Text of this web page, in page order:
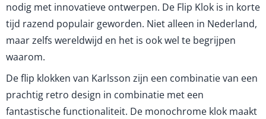
nodig met innovatieve ontwerpen. De Flip Klok is in korte
tijd razend populair geworden. Niet alleen in Nederland,
maar zelfs wereldwijd en het is ook wel te begrijpen
waarom.
De flip klokken van Karlsson zijn een combinatie van een
prachtig retro design in combinatie met een
fantastische functionaliteit. De monochrome klok maakt